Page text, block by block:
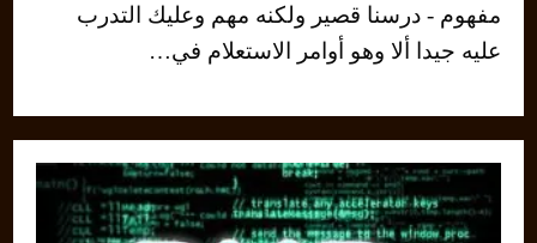
مفهوم - درسنا قصير ولكنه مهم وعليك التدرب
عليه جيدا ألا وهو أوامر الاستعلام في…